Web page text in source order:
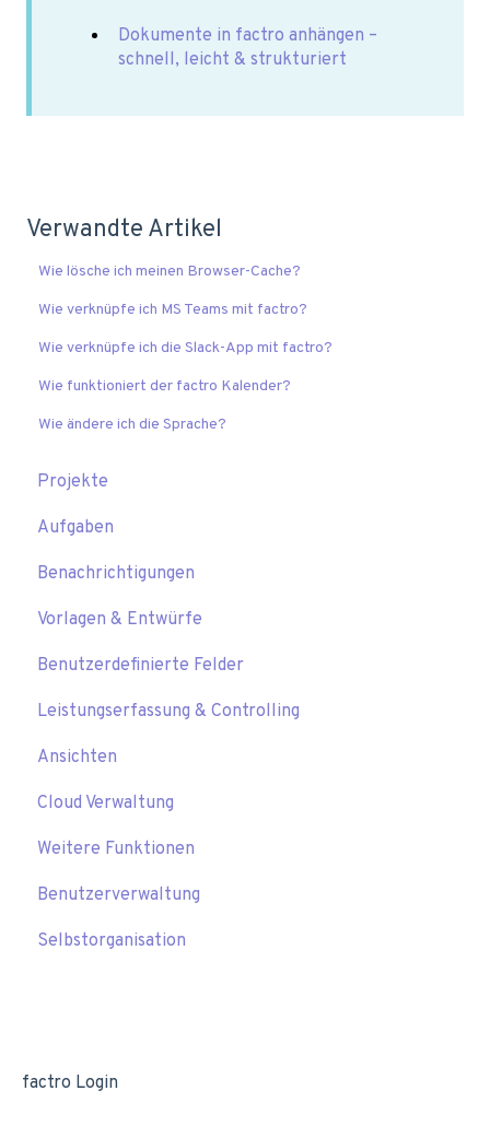
Dokumente in factro anhängen –
schnell, leicht & strukturiert
Verwandte Artikel
Wie lösche ich meinen Browser-Cache?
Wie verknüpfe ich MS Teams mit factro?
Wie verknüpfe ich die Slack-App mit factro?
Wie funktioniert der factro Kalender?
Wie ändere ich die Sprache?
Projekte
Aufgaben
Benachrichtigungen
Vorlagen & Entwürfe
Benutzerdefinierte Felder
Leistungserfassung & Controlling
Ansichten
Cloud Verwaltung
Weitere Funktionen
Benutzerverwaltung
Selbstorganisation
factro Login